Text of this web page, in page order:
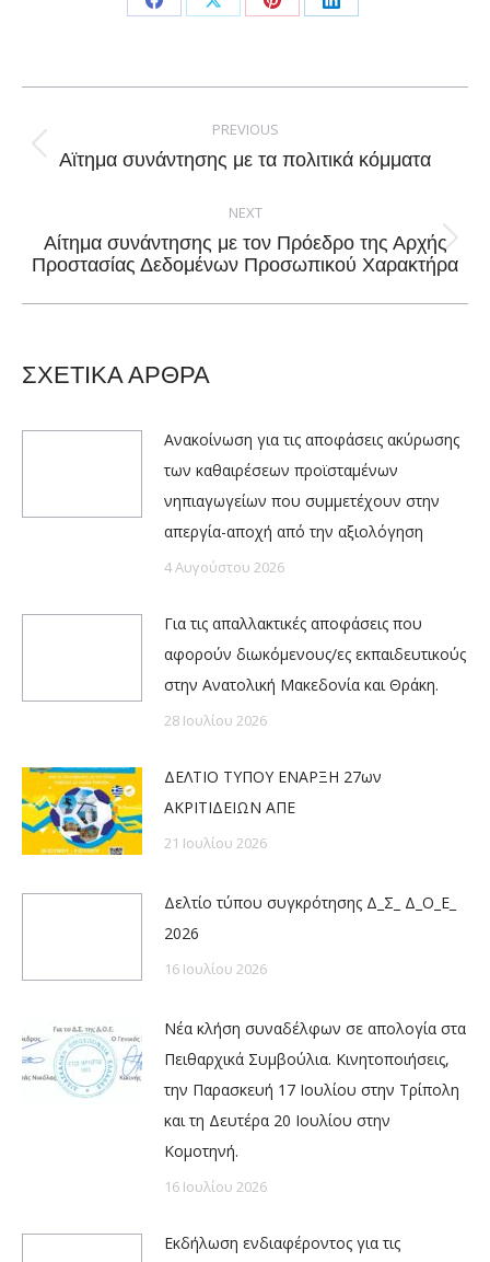
Share
Facebook
Share
X
Share
Pinterest
Share
LinkedIn
navigation
PREVIOUS
Previous
Αϊτημα συνάντησης με τα πολιτικά κόμματα
NEXT
Next
post:
Αίτημα συνάντησης με τον Πρόεδρο της Αρχής
Προστασίας Δεδομένων Προσωπικού Χαρακτήρα
ΣΧΕΤΙΚΑ ΑΡΘΡΑ
Ανακοίνωση για τις αποφάσεις ακύρωσης
των καθαιρέσεων προϊσταμένων
νηπιαγωγείων που συμμετέχουν στην
απεργία-αποχή από την αξιολόγηση
4 Αυγούστου 2026
Για τις απαλλακτικές αποφάσεις που
αφορούν διωκόμενους/ες εκπαιδευτικούς
στην Ανατολική Μακεδονία και Θράκη.
28 Ιουλίου 2026
ΔΕΛΤΙΟ ΤΥΠΟΥ ΕΝΑΡΞΗ 27ων
ΑΚΡΙΤΙΔΕΙΩΝ ΑΠΕ
21 Ιουλίου 2026
Δελτίο τύπου συγκρότησης Δ_Σ_ Δ_Ο_Ε_
2026
16 Ιουλίου 2026
Νέα κλήση συναδέλφων σε απολογία στα
Πειθαρχικά Συμβούλια. Κινητοποιήσεις,
την Παρασκευή 17 Ιουλίου στην Τρίπολη
και τη Δευτέρα 20 Ιουλίου στην
Κομοτηνή.
16 Ιουλίου 2026
Εκδήλωση ενδιαφέροντος για τις